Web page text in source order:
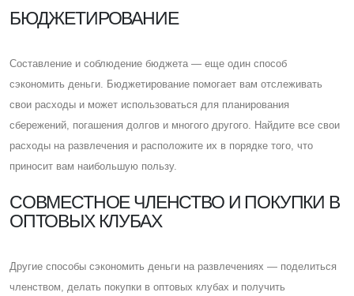
БЮДЖЕТИРОВАНИЕ
Cоставление и соблюдение бюджета — еще один способ
сэкономить деньги. Бюджетирование помогает вам отслеживать
свои расходы и может использоваться для планирования
сбережений, погашения долгов и многого другого. Найдите все свои
расходы на развлечения и расположите их в порядке того, что
приносит вам наибольшую пользу.
CОВМЕСТНОЕ ЧЛЕНСТВО И ПОКУПКИ В
ОПТОВЫХ КЛУБАХ
Другие способы сэкономить деньги на развлечениях — поделиться
членством, делать покупки в оптовых клубах и получить